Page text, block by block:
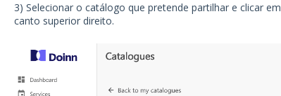
3) Selecionar o catálogo que pretende partilhar e clicar em
canto superior direito.